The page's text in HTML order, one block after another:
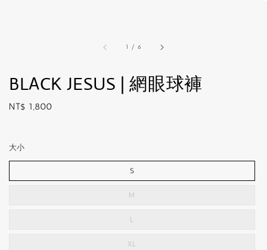
1 / 6
BLACK JESUS | 網眼球褲
Regular
NT$ 1,800
大小
S
M
L
XL